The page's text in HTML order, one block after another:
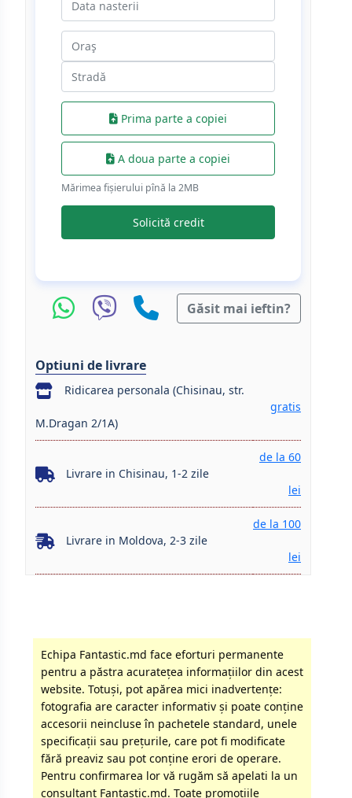
Prima parte a copiei
A doua parte a copiei
Mărimea fișierului pînă la 2МB
Solicită credit
Găsit mai ieftin?
Optiuni de livrare
Ridicarea personala (Chisinau, str.
M.Dragan 2/1A)
gratis
Livrare in Chisinau, 1-2 zile
de la 60
lei
Livrare in Moldova, 2-3 zile
de la 100
lei
Echipa Fantastic.md face eforturi permanente
pentru a păstra acurateţea informaţiilor din acest
website. Totuși, pot apărea mici inadvertenţe:
fotografia are caracter informativ şi poate conţine
accesorii neincluse în pachetele standard, unele
specificaţii sau preţurile, care pot fi modificate
fără preaviz sau pot conţine erori de operare.
Pentru confirmarea lor vă rugăm să apelati la un
consultant Fantastic.md. Toate promoţiile